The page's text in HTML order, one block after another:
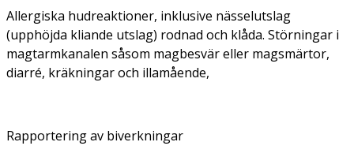
Allergiska hudreaktioner, inklusive nässelutslag
(upphöjda kliande utslag) rodnad och klåda. Störningar i
magtarmkanalen såsom magbesvär eller magsmärtor,
diarré, kräkningar och illamående,
Rapportering av biverkningar